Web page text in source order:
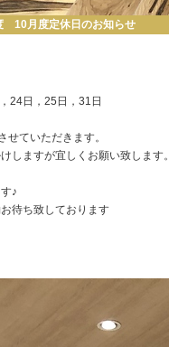
10月度定休日のお知らせ
24日，25日，31日
ていただきます。
しますが宜しくお願い致します。
♪
待ち致しております